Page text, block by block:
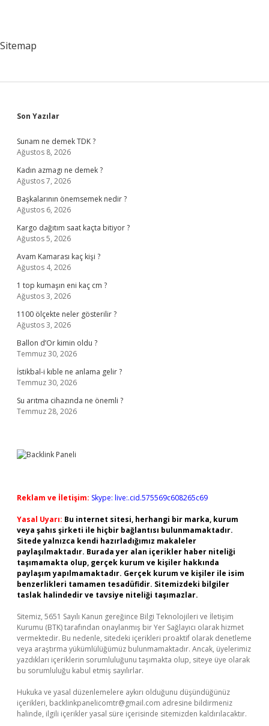
Sitemap
Sidebar
Son Yazılar
Sunam ne demek TDK ?
Ağustos 8, 2026
Kadın azmagı ne demek ?
Ağustos 7, 2026
Başkalarının önemsemek nedir ?
Ağustos 6, 2026
Kargo dağıtım saat kaçta bitiyor ?
Ağustos 5, 2026
Avam Kamarası kaç kişi ?
Ağustos 4, 2026
1 top kumaşın eni kaç cm ?
Ağustos 3, 2026
1100 ölçekte neler gösterilir ?
Ağustos 3, 2026
Ballon d’Or kimin oldu ?
Temmuz 30, 2026
İstikbal-i kıble ne anlama gelir ?
Temmuz 30, 2026
Su arıtma cihazında ne önemli ?
Temmuz 28, 2026
Reklam ve İletişim: Skype: live:.cid.575569c608265c69
Yasal Uyarı: Bu internet sitesi, herhangi bir marka, kurum
veya şahıs şirketi ile hiçbir bağlantısı bulunmamaktadır.
Sitede yalnızca kendi hazırladığımız makaleler
paylaşılmaktadır. Burada yer alan içerikler haber niteliği
taşımamakta olup, gerçek kurum ve kişiler hakkında
paylaşım yapılmamaktadır. Gerçek kurum ve kişiler ile isim
benzerlikleri tamamen tesadüfidir. Sitemizdeki bilgiler
taslak halindedir ve tavsiye niteliği taşımazlar.
Sitemiz, 5651 Sayılı Kanun gereğince Bilgi Teknolojileri ve İletişim
Kurumu (BTK) tarafından onaylanmış bir Yer Sağlayıcı olarak hizmet
vermektedir. Bu nedenle, sitedeki içerikleri proaktif olarak denetleme
veya araştırma yükümlülüğümüz bulunmamaktadır. Ancak, üyelerimiz
yazdıkları içeriklerin sorumluluğunu taşımakta olup, siteye üye olarak
bu sorumluluğu kabul etmiş sayılırlar.
Hukuka ve yasal düzenlemelere aykırı olduğunu düşündüğünüz
içerikleri, backlinkpanelicomtr@gmail.com adresine bildirmeniz
halinde, ilgili içerikler yasal süre içerisinde sitemizden kaldırılacaktır.